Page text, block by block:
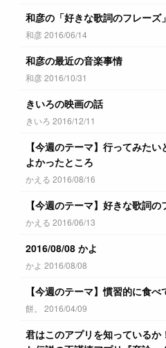
和彦の「好きな歌詞のフレーズ」
和彦 2016/06/14
和彦の最近の音楽事情
和彦 2016/10/31
きいろの映画の話
きいろ 2016/12/11
【今週のテーマ】行ってみた
よかったところ
かえる 2016/08/16
【今週のテーマ】好きな歌詞の
かえる 2016/06/13
2016/08/08 かよ
かよ 2016/08/08
【今週のテーマ】慣習的に食べ
餅。 2016/04/09
君はこのアプリを知っているか